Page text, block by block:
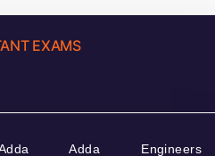
EXAMS
Adda
Engineers